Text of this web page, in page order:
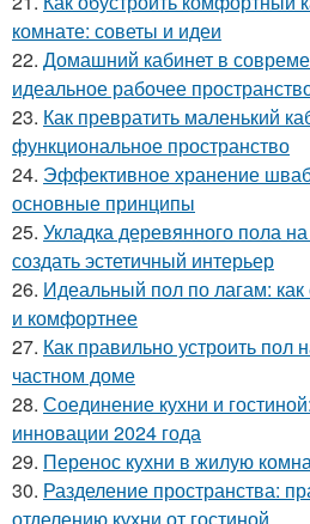
комнате: советы и идеи
22. Домашний кабинет в
идеальное рабочее
23. Как превратить маленький
функциональное пространство
24. Эффективное хранение
основные принципы
25. Укладка деревянного пола
создать эстетичный интерьер
26. Идеальный пол по лагам: как
и комфортнее
27. Как правильно устроить пол
частном доме
28. Соединение кухни и
инновации 2024 года
29. Перенос кухни в жилую
30. Разделение пространства:
отделению кухни от гостиной